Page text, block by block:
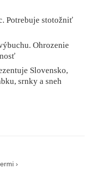
Potrebuje stotožniť
Ohrozenie
Slovensko,
srnky a sneh
›